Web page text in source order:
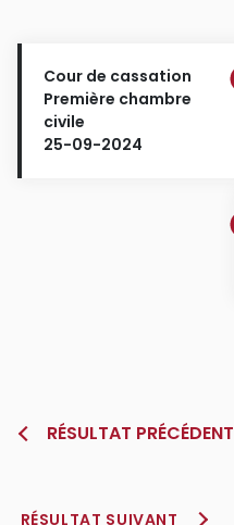
Cour de cassation
Première chambre
civile
25-09-2024
RÉSULTAT PRÉCÉDENT
RÉSULTAT SUIVANT